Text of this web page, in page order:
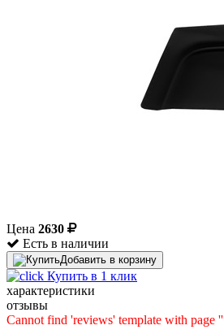
Цена 2630
Есть в наличии
Добавить в корзину
Купить в 1 клик
характеристики
отзывы
Cannot find 'reviews' template with page ''